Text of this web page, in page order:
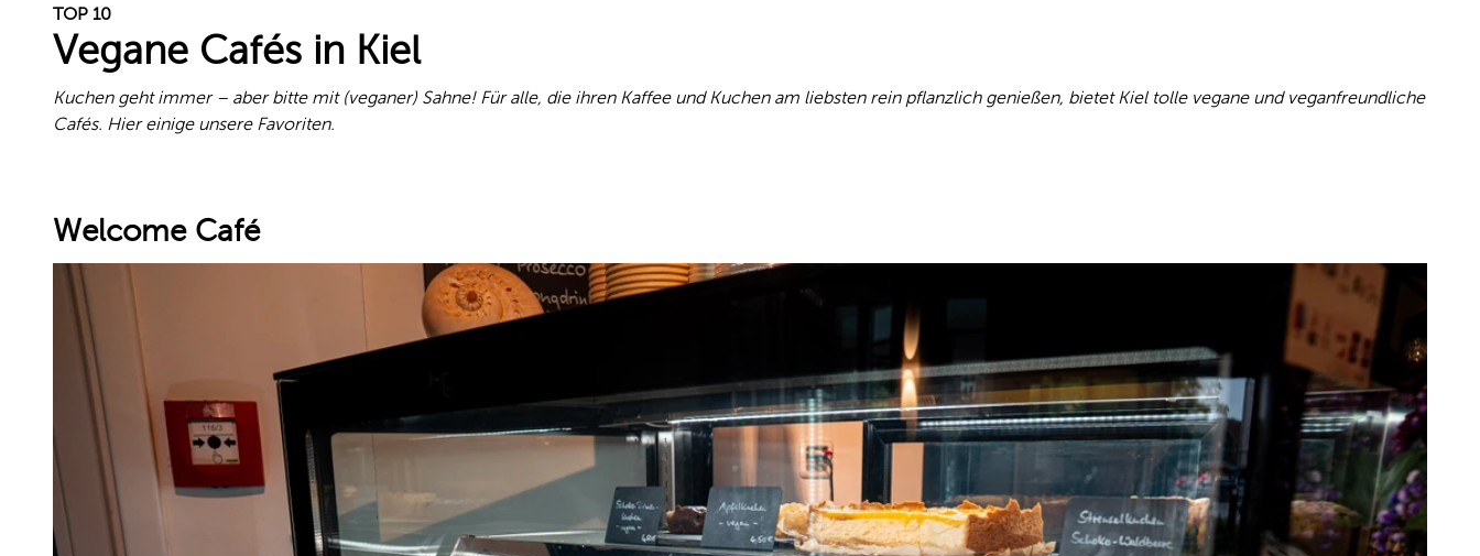
TOP 10
Vegane Cafés in Kiel
Kuchen geht immer – aber bitte mit (veganer) Sahne! Für alle, die ihren Kaffee und Kuchen am liebsten rein pflanzlich genießen, bietet Kiel tolle vegane und veganfreundliche
Cafés. Hier einige unsere Favoriten.
Welcome Café